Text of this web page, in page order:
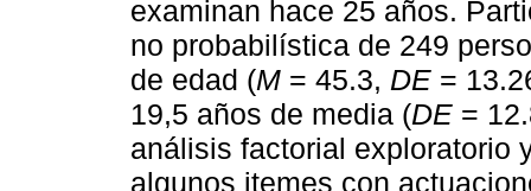
examinan hace 25 años.
no probabilística de 249
de edad (M = 45.3, DE =
19,5 años de media (DE =
análisis factorial exploratorio
algunos itemes con